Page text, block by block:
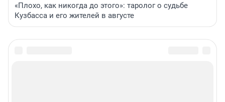
«Плохо, как никогда до этого»: таролог о судьбе
Кузбасса и его жителей в августе